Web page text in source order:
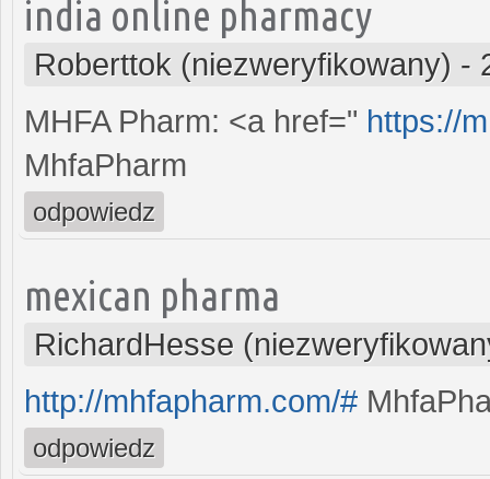
india online pharmacy
Roberttok (niezweryfikowany) -
MHFA Pharm: <a href=" https://
MhfaPharm
odpowiedz
mexican pharma
RichardHesse
http://mhfapharm.com/#
odpowiedz